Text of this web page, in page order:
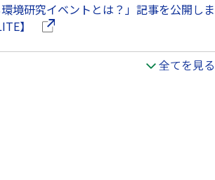
環境研究イベントとは？」記事を公開しま
】
（別ウインドウで開きます）
全てを見る